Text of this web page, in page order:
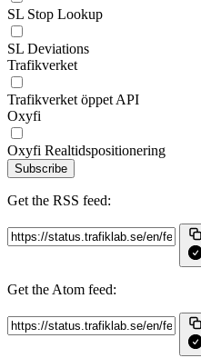
SL Stop Lookup
SL Deviations
Trafikverket
Trafikverket öppet API
Oxyfi
Oxyfi Realtidspositionering
Subscribe
Get the RSS feed:
Get the Atom feed: